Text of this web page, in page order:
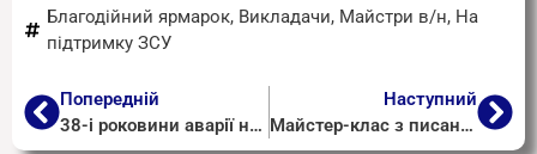
Благодійний ярмарок, Викладачи, Майстри в/н, На
підтримку ЗСУ
Попередній
38-і роковини аварії на Чорнобильській АЕС
Наступний
Майстер-клас з писанкарства